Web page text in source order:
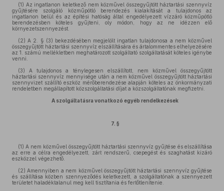
(1) Az ingatlanon keletkező nem közművel összegyűjtött háztartási szennyvíz
gyűjtésére szolgáló közműpótló berendezés kialakítását a tulajdonos az
ingatlanon belül és az építési hatóság által engedélyezett vízzáró közműpótló
berendezésben köteles gyűjteni, oly módon, hogy az ne idézzen elő
környezetszennyezést.
(2) A 2. § (3) bekezdésében megjelölt ingatlan tulajdonosa a nem közművel
összegyűjtött háztartási szennyvíz elszállítására és ártalommentes elhelyezésére
az 1. számú mellékletben meghatározott szolgáltató szolgáltatását köteles igénybe
venni.
(3) A tulajdonos a ténylegesen elszállított, nem közművel összegyűjtött
háztartási szennyvíz mennyisége után a nem közművel összegyűjtött háztartási
szennyvizet szállító eszköz mérőberendezése alapján köteles az önkormányzati
rendeletben megállapított közszolgáltatási díjat a közszolgáltatónak megfizetni.
A szolgáltatásra vonatkozó egyéb rendelkezések
7. §
(1) A nem közművel összegyűjtött háztartási szennyvíz gyűjtése és elszállítása
az erre a célra engedélyezett, zárt rendszerű, csepegést és szaghatást kizáró
eszközzel végezhető.
(2) Amennyiben a nem közművel összegyűjtött háztartási szennyvíz gyűjtése
és szállítása közben szennyeződés keletkezett, a szolgáltatónak a szennyezett
területet haladéktalanul meg kell tisztítania és fertőtlenítenie.